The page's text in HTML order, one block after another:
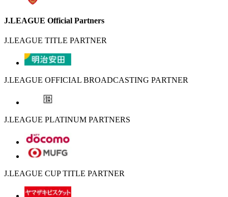
J.LEAGUE Official Partners
J.LEAGUE TITLE PARTNER
J.LEAGUE OFFICIAL BROADCASTING PARTNER
J.LEAGUE PLATINUM PARTNERS
J.LEAGUE CUP TITLE PARTNER